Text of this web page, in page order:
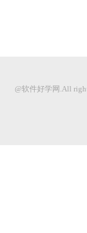
@软件好学网.All